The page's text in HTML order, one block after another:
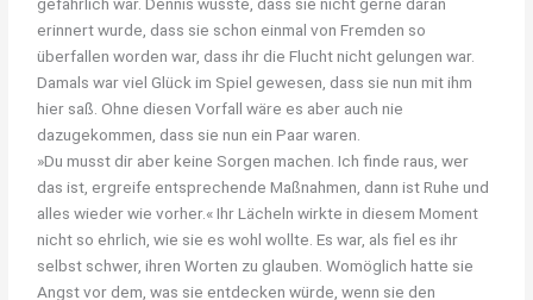
erinnert wurde, dass sie schon einmal von Fremden so
überfallen worden war, dass ihr die Flucht nicht gelungen war.
Damals war viel Glück im Spiel gewesen, dass sie nun mit ihm
hier saß. Ohne diesen Vorfall wäre es aber auch nie
dazugekommen, dass sie nun ein Paar waren.
»Du musst dir aber keine Sorgen machen. Ich finde raus, wer
das ist, ergreife entsprechende Maßnahmen, dann ist Ruhe und
alles wieder wie vorher.« Ihr Lächeln wirkte in diesem Moment
nicht so ehrlich, wie sie es wohl wollte. Es war, als fiel es ihr
selbst schwer, ihren Worten zu glauben. Womöglich hatte sie
Angst vor dem, was sie entdecken würde, wenn sie den